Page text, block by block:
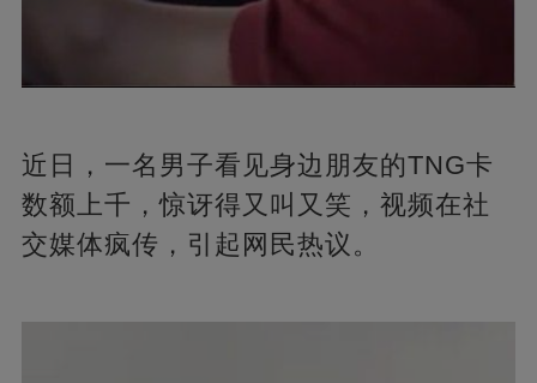
近日，一名男子看见身边朋友的TNG卡
数额上千，惊讶得又叫又笑，视频在社
交媒体疯传，引起网民热议。